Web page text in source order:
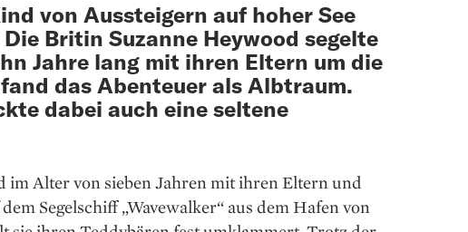
von Aussteigern auf hoher See
Britin Suzanne Heywood segelte
Jahre lang mit ihren Eltern um die
das Abenteuer als Albtraum.
dabei auch eine seltene
im Alter von sieben Jahren mit ihren Eltern und
Segelschiff „Wavewalker“ aus dem Hafen von